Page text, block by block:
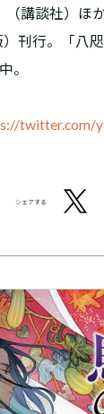
（講談社）ほ
刊行。「八
。
twitter.com/
シェアする